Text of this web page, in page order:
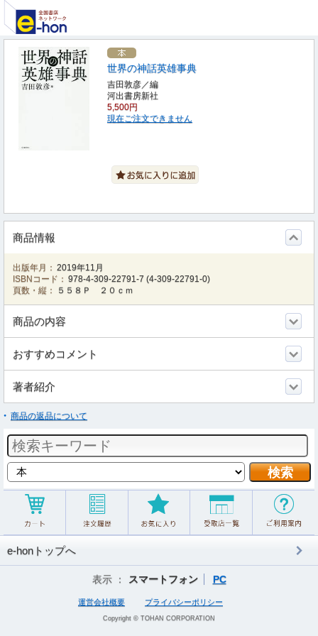
世界の神話英雄事典
吉田敦彦／編
河出書房新社
5,500円
現在ご注文できません
商品情報
出版年月： 2019年11月
ISBNコード： 978-4-309-22791-7 (4-309-22791-0)
頁数・縦：
５５８Ｐ ２０ｃｍ
商品の内容
おすすめコメント
著者紹介
商品の返品について
e-honトップへ
表示 ： スマートフォン PC
運営会社概要 プライバシーポリシー
Copyright © TOHAN CORPORATION